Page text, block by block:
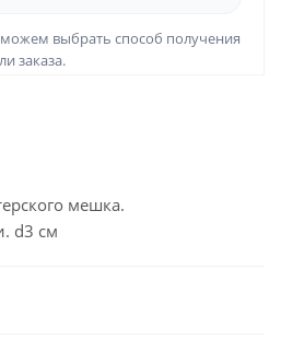
выбрать способ получения
заказа.
мешка.
d3 см